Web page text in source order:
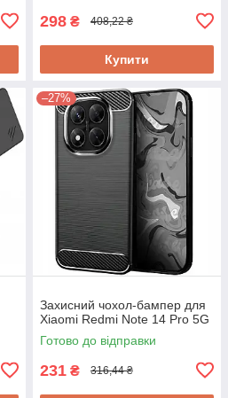
298 ₴ 408,22 ₴
Купити
–27%
Захисний чохол-бампер для
Xiaomi Redmi Note 14 Pro 5G
Готово до відправки
231 ₴ 316,44 ₴